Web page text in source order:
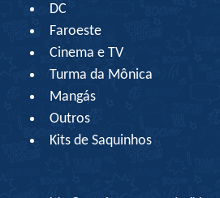
DC
Faroeste
Cinema e TV
Turma da Mônica
Mangás
Outros
Kits de Saquinhos